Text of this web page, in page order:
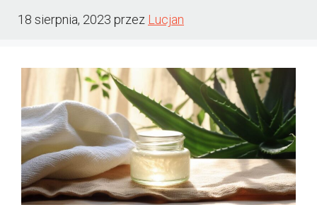
18 sierpnia, 2023 przez Lucjan